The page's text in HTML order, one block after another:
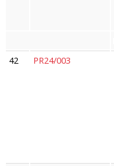
42
PR24/003